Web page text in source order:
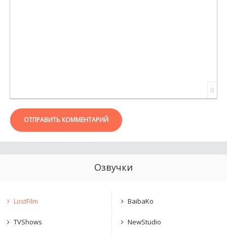
0
ОТПРАВИТЬ КОММЕНТАРИЙ
Озвучки
LostFilm BaibaKo
TVShows NewStudio